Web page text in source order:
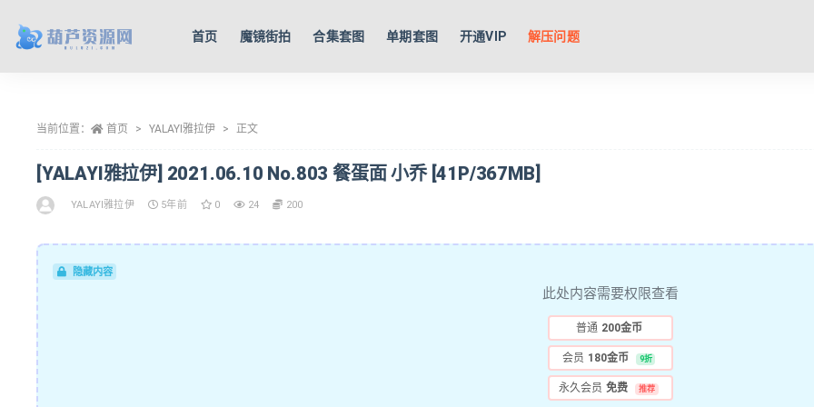
首页 魔镜街拍 合集套图 单期套图 开通VIP 解压问题
当前位置： 首页 YALAYI雅拉伊 正文
[YALAYI雅拉伊] 2021.06.10 No.803 餐蛋面 小乔 [41P/367MB]
YALAYI雅拉伊 5年前 0 24 200
隐藏内容
此处内容需要权限查看
普通 200金币
会员 180金币 9折
永久会员 免费 推荐
全部